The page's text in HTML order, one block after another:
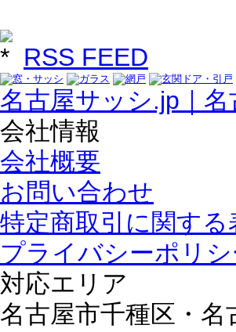
RSS FEED
名古屋サッシ.jp｜名
会社情報
会社概要
お問い合わせ
特定商取引に関する
プライバシーポリシ
対応エリア
名古屋市千種区・